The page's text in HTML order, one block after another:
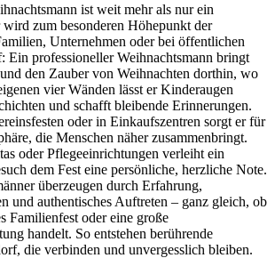
ist weit mehr als nur ein
zum besonderen Höhepunkt der
Unternehmen oder bei öffentlichen
Ein professioneller Weihnachtsmann bringt
den Zauber von Weihnachten dorthin, wo
vier Wänden lässt er Kinderaugen
und schafft bleibende Erinnerungen.
oder in Einkaufszentren sorgt er für
die Menschen näher zusammenbringt.
oder Pflegeeinrichtungen verleiht ein
dem Fest eine persönliche, herzliche Note.
überzeugen durch Erfahrung,
und authentisches Auftreten – ganz gleich, ob
Familienfest oder eine große
handelt. So entstehen berührende
die verbinden und unvergesslich bleiben.